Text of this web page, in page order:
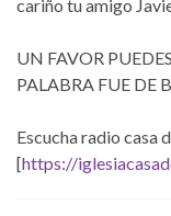
cariño tu amigo
UN FAVOR
PALABRA FUE DE
Escucha radio casa
[https://